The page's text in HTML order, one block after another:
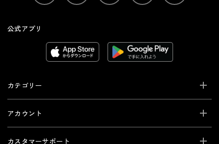
公式アプリ
カテゴリー
アカウント
カスタマーサポート